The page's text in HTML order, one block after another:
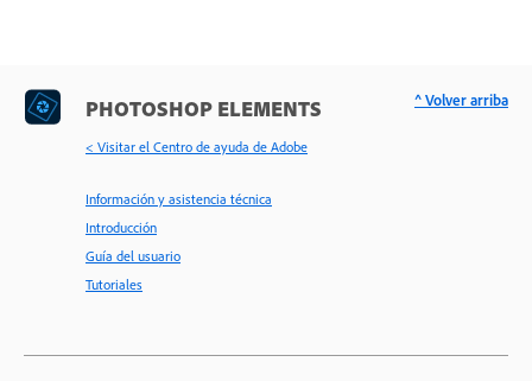
PHOTOSHOP ELEMENTS
< Visitar el Centro de ayuda de Adobe
Información y asistencia técnica
Introducción
Guía del usuario
Tutoriales
^ Volver arriba